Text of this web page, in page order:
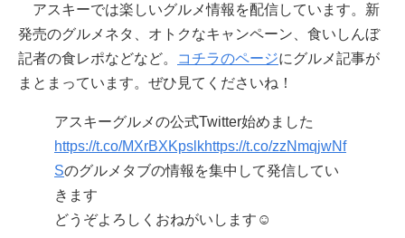
アスキーでは楽しいグルメ情報を配信しています。新
発売のグルメネタ、オトクなキャンペーン、食いしんぼ
記者の食レポなどなど。
コチラのページにグルメ記事が
まとまっています。ぜひ見てくださいね！
アスキーグルメの公式Twitter始めました
https://t.co/MXrBXKpslkhttps://t.co/zzNmqjwNf
Sのグルメタブの情報を集中して発信してい
きます
どうぞよろしくおねがいします☺️